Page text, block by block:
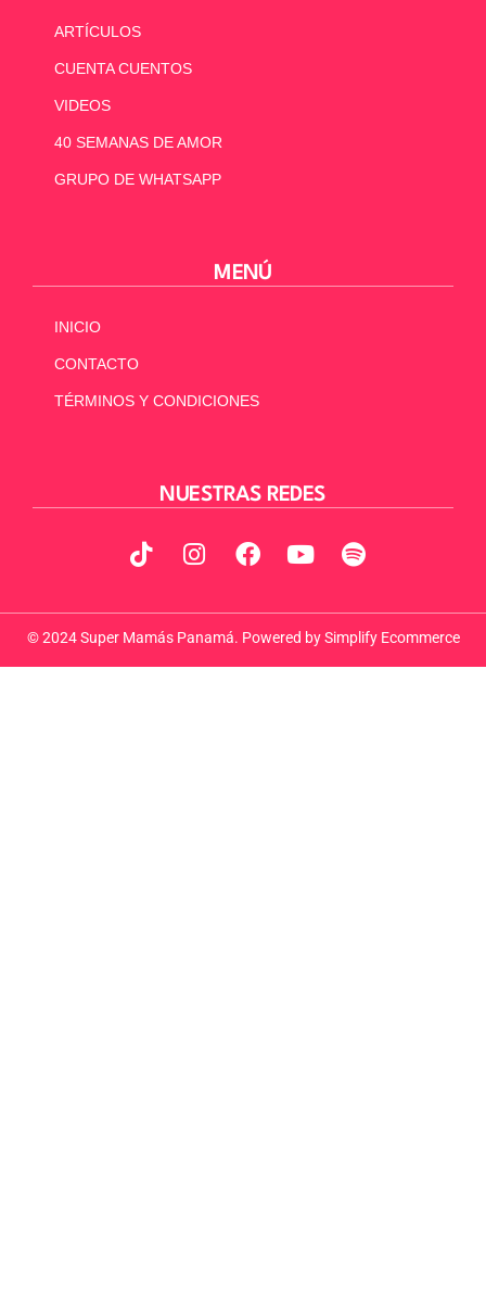
ARTÍCULOS
CUENTA CUENTOS
VIDEOS
40 SEMANAS DE AMOR
GRUPO DE WHATSAPP
MENÚ
INICIO
CONTACTO
TÉRMINOS Y CONDICIONES
NUESTRAS REDES
© 2024 Super Mamás Panamá. Powered by Simplify Ecommerce